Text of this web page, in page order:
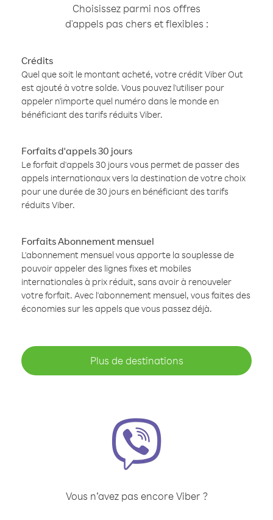
Choisissez parmi nos offres
d'appels pas chers et flexibles :
Crédits
Quel que soit le montant acheté, votre crédit Viber Out
est ajouté à votre solde. Vous pouvez l'utiliser pour
appeler n'importe quel numéro dans le monde en
bénéficiant des tarifs réduits Viber.
Forfaits d'appels 30 jours
Le forfait d'appels 30 jours vous permet de passer des
appels internationaux vers la destination de votre choix
pour une durée de 30 jours en bénéficiant des tarifs
réduits Viber.
Forfaits Abonnement mensuel
L'abonnement mensuel vous apporte la souplesse de
pouvoir appeler des lignes fixes et mobiles
internationales à prix réduit, sans avoir à renouveler
votre forfait. Avec l'abonnement mensuel, vous faites des
économies sur les appels que vous passez déjà.
Plus de destinations
Vous n’avez pas encore Viber ?